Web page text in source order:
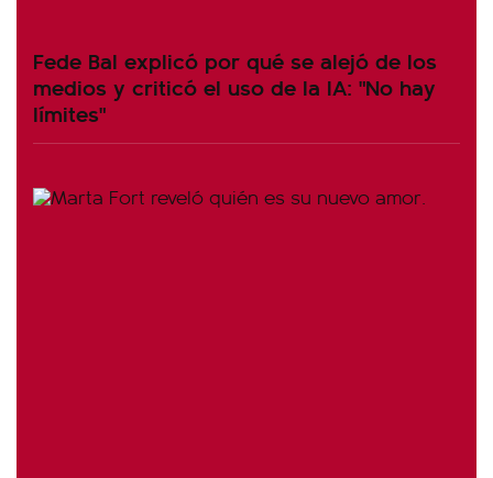
Fede Bal explicó por qué se alejó de los
medios y criticó el uso de la IA: "No hay
límites"